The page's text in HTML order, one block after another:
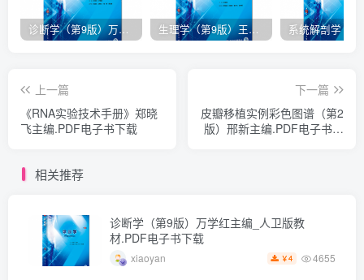
诊断学（第9版）万学红主编_人卫版教材.PDF电子书下载 生理学（第9版）王庭槐主编_人卫版教材.PDF电子书下载
上一篇
《RNA实验技术手册》郑晓
飞主编.PDF电子书下载
下一篇
皮瓣移植实例彩色图谱（第2
版）邢新主编.PDF电子书下
相关推荐
诊断学（第9版）万学红主编_人卫版教
材.PDF电子书下载
xiaoyan ￥4 4655